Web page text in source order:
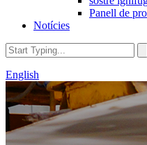
Panell de
Notícies
English